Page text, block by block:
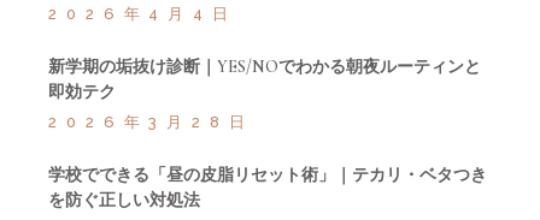
2026年4月4日
新学期の垢抜け診断｜YES/NOでわかる朝夜ルーティンと
即効テク
2026年3月28日
学校でできる「昼の皮脂リセット術」｜テカリ・ベタつき
を防ぐ正しい対処法